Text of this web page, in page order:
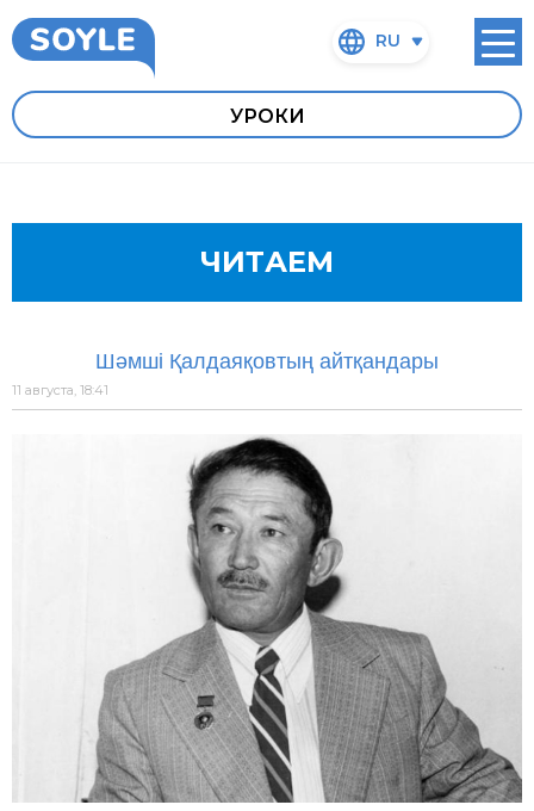
RU
УРОКИ
ЧИТАЕМ
Шәмші Қалдаяқовтың айтқандары
11 августа, 18:41